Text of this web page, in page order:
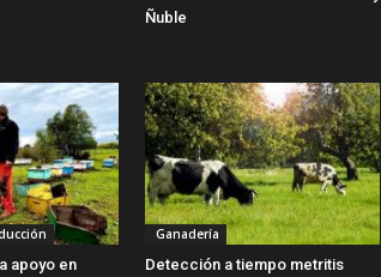
Ñuble
apoyo en
Ganadería
Detección a tiempo metritis